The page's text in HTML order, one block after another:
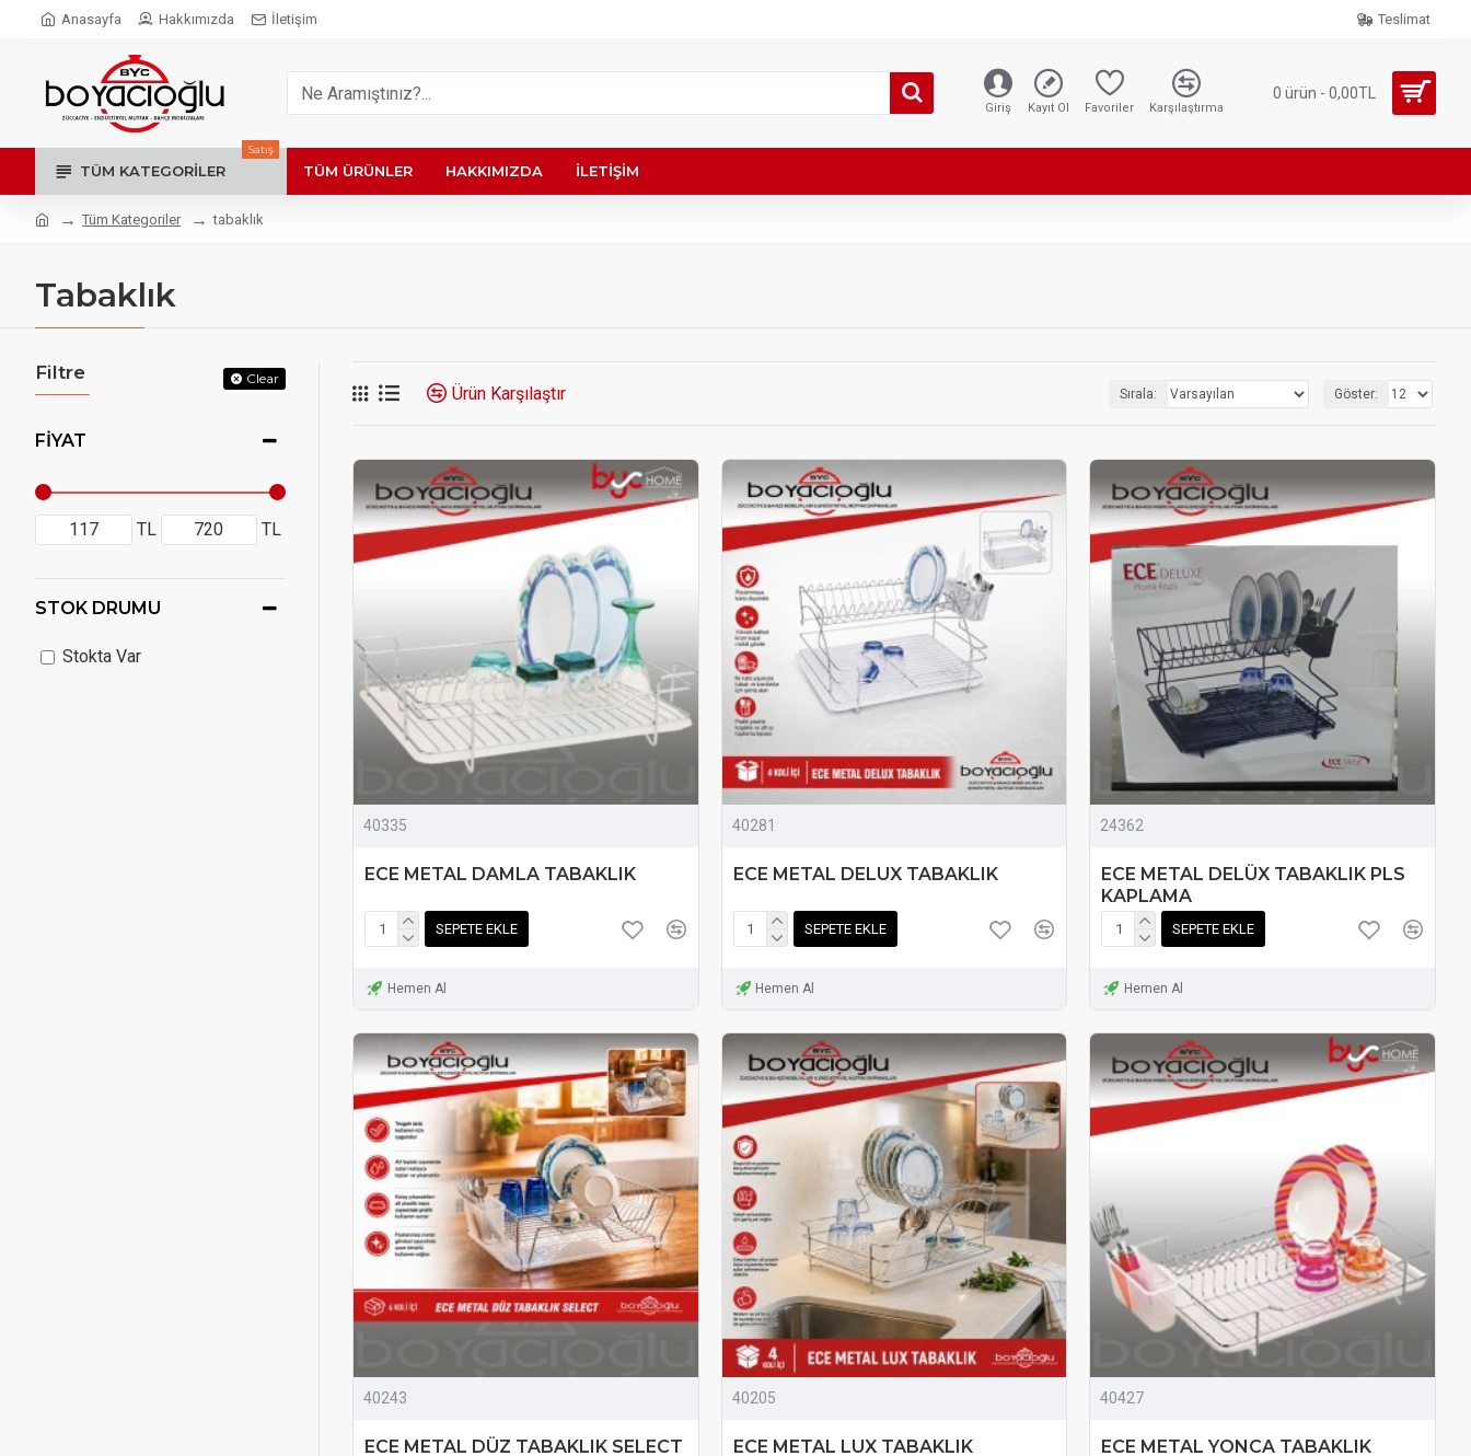
Anasayfa Hakkımızda İletişim Teslimat
Giriş Kayıt Ol Favoriler Karşılaştırma
0 ürün - 0,00TL
TÜM KATEGORILER
Satış
TÜM ÜRÜNLER HAKKIMIZDA İLETIŞIM
Tüm Kategoriler tabaklık
Tabaklık
Filtre Clear
FIYAT
TL TL
STOK DRUMU
Stokta Var
Ürün Karşılaştır Sırala: Göster:
40335
ECE METAL DAMLA TABAKLIK
SEPETE EKLE
Hemen Al
40281
ECE METAL DELUX TABAKLIK
SEPETE EKLE
Hemen Al
24362
ECE METAL DELÜX TABAKLIK PLS
KAPLAMA
SEPETE EKLE
Hemen Al
40243
ECE METAL DÜZ TABAKLIK SELECT
40205
ECE METAL LUX TABAKLIK
40427
ECE METAL YONCA TABAKLIK